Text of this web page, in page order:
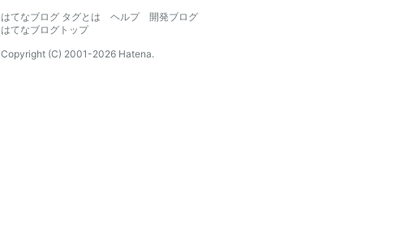
はてなブログ タグとは
ヘルプ
開発ブログ
はてなブログトップ
Copyright (C) 2001-2026 Hatena.